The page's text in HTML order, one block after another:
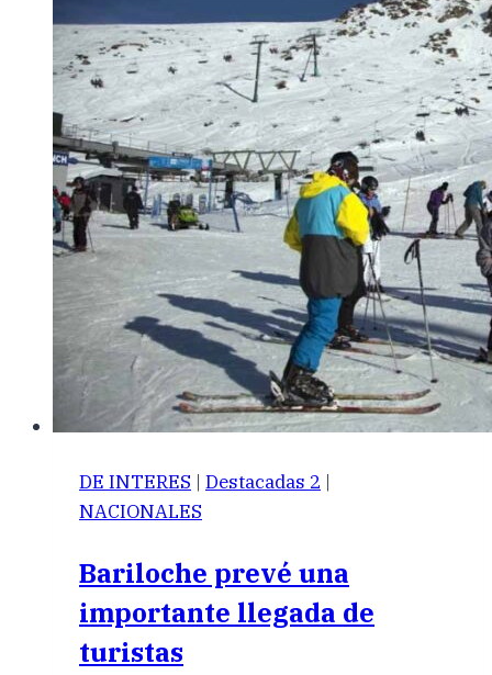
DE INTERES | Destacadas 2 |
NACIONALES
Bariloche prevé una
importante llegada de
turistas